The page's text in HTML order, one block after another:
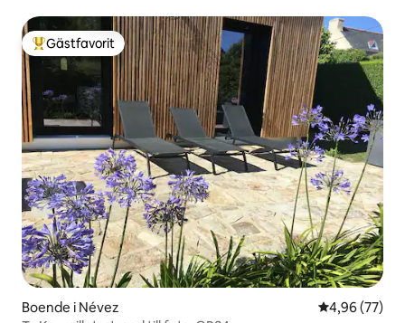
Populär gästfavorit
Gästfavorit
Boende i Névez 4,96 av 5 i
4,96 (77)